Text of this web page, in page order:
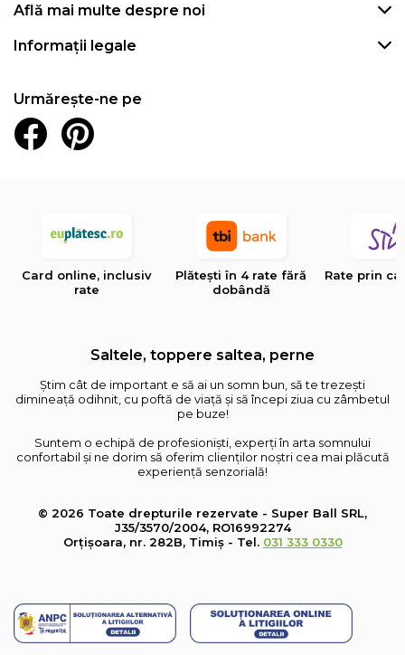
Află mai multe despre noi
Informații legale
Urmărește-ne pe
Card online, inclusiv
rate
Plătești în 4 rate fără
dobândă
Rate prin
Saltele, toppere saltea, perne
Știm cât de important e să ai un somn bun, să te trezești
dimineață odihnit, cu poftă de viață și să începi ziua cu zâmbetul
pe buze!
Suntem o echipă de profesioniști, experți în arta somnului
confortabil și ne dorim să oferim clienților noștri cea mai plăcută
experiență senzorială!
© 2026 Toate drepturile rezervate - Super Ball SRL,
J35/3570/2004, RO16992274
Orțișoara, nr. 282B, Timiș - Tel. 031 333 0330